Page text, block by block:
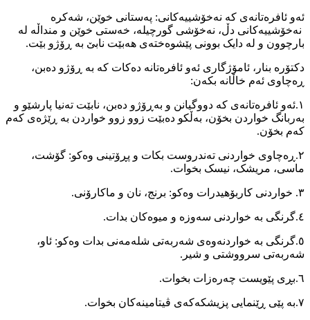
ئەو ئافرەتانەی کە نەخۆشییەکانی: پەستانی خوێن، شەکرە
نەخۆشییەکانی دڵ، نەخۆشی گورچیلە، خەستی خوێن و منداڵە لە
بارچوون و لە دایک بوونی پێشوەختەی هەبێت نابێ بە ڕۆژو بێت.
دکتۆرە بنار، ئامۆژگاری ئەو ئافرەتانە دەکات کە بە ڕۆژو دەبن،
ڕەچاوی ئەم خاڵانە بکەن:
١.ئەو ئافرەتانەی کە دووگیانن و بەڕۆژو دەبن، نابێت تەنیا پارشێو و
بەربانگ خواردن بخۆن، بەڵکو دەبێت زوو زوو خواردن بە ڕێژەی کەم
کەم بخۆن.
٢.ڕەچاوی خواردنی تەندروست بکات و پڕۆتینی وەکو: گۆشت،
ماسی، مریشک، نیسک بخوات.
٣. خواردنی کاربۆهیدرات وەکو: برنج، نان و ماکارۆنی.
٤.گرنگی بە خواردنی سەوزە و میوەکان بدات.
٥.گرنگی بە خواردنەوەی شەربەتی شلەمەنی بدات وەکو: ئاو،
شەربەتی سرووشتی و شیر.
٦.بڕی پێویست چەرەزات بخوات.
٧.بە پێی ڕێنمایی پزیشکەکەی ڤیتامینەکان بخوات.